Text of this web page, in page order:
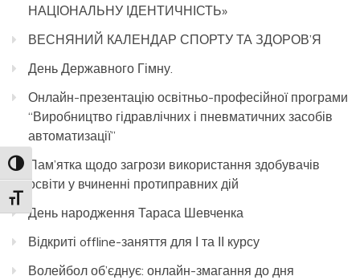
Toggle High Contrast
Toggle Font size
НАЦІОНАЛЬНУ ІДЕНТИЧНІСТЬ»
ВЕСНЯНИЙ КАЛЕНДАР СПОРТУ ТА ЗДОРОВ’Я
День Державного Гімну.
Онлайн-презентацію освітньо-професійної програми
“Виробництво гідравлічних і пневматичних засобів
автоматизації”
Пам’ятка щодо загрози використання здобувачів
освіти у вчиненні протиправних дій
День народження Тараса Шевченка
Відкриті offline-заняття для І та ІІ курсу
Волейбол об’єднує: онлайн-змагання до дня